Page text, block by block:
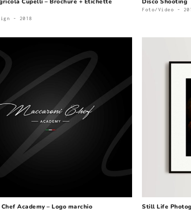
Cupelli – Brochure + Etichette
- 2018
Disco Shooting
Foto/Video -
Academy – Logo marchio Still Life